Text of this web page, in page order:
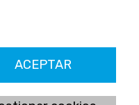
ACEPTAR
nº756
22555408K
de Alicante 4327
A-790-F